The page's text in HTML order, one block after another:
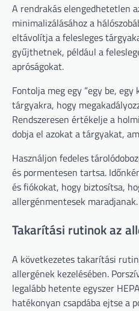
A rendrakás elengedhetetlen
minimalizálásához a
eltávolítja a felesleges
gyűjthetnek, például a
apróságokat.
Fontolja meg egy “egy be,
tárgyakra, hogy
Rendszeresen értékelje a
dobja el azokat a tárgyakat,
Használjon fedeles
és pormentesen tartsa.
és fiókokat, hogy biztosítsa,
allergénmentesek maradjanak.
Takarítási rutinok az
A következetes takarítási
allergének kezelésében.
legalább hetente egyszer
hatékonyan csapdába ejtse a